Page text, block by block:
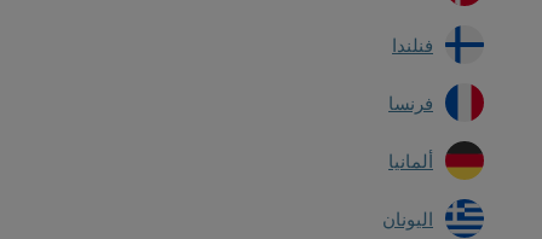
فنلندا
فرنسا
ألمانيا
اليونان